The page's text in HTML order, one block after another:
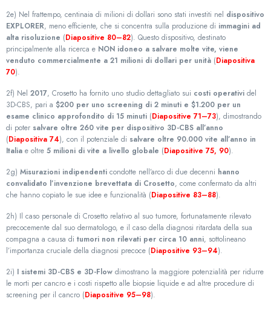
2e) Nel frattempo, centinaia di milioni di dollari sono stati investiti nel dispositivo
EXPLORER, meno efficiente, che si concentra sulla produzione di immagini ad
alta risoluzione (Diapositive 80–82). Questo dispositivo, destinato
principalmente alla ricerca e NON idoneo a salvare molte vite, viene
venduto commercialmente a 21 milioni di dollari per unità (Diapositiva
70).
2f) Nel 2017, Crosetto ha fornito uno studio dettagliato sui costi operativi del
3D-CBS, pari a $200 per uno screening di 2 minuti e $1.200 per un
esame clinico approfondito di 15 minuti (Diapositive 71–73), dimostrando
di poter salvare oltre 260 vite per dispositivo 3D-CBS all’anno
(Diapositiva 74), con il potenziale di salvare oltre 90.000 vite all’anno in
Italia e oltre 5 milioni di vite a livello globale (Diapositive 75, 90).
2g) Misurazioni indipendenti condotte nell’arco di due decenni hanno
convalidato l’invenzione brevettata di Crosetto, come confermato da altri
che hanno copiato le sue idee e funzionalità (Diapositive 83–88).
2h) Il caso personale di Crosetto relativo al suo tumore, fortunatamente rilevato
precocemente dal suo dermatologo, e il caso della diagnosi ritardata della sua
compagna a causa di tumori non rilevati per circa 10 anni, sottolineano
l’importanza cruciale della diagnosi precoce (Diapositive 93–94).
2i) I sistemi 3D-CBS e 3D-Flow dimostrano la maggiore potenzialità per ridurre
le morti per cancro e i costi rispetto alle biopsie liquide e ad altre procedure di
screening per il cancro (Diapositive 95–98).